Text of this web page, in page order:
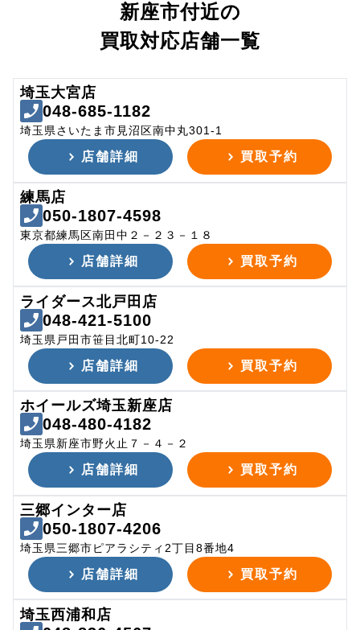
新座市付近の
買取対応店舗一覧
埼玉大宮店
048-685-1182
埼玉県さいたま市見沼区南中丸301-1
店舗詳細 買取予約
練馬店
050-1807-4598
東京都練馬区南田中２－２３－１８
店舗詳細 買取予約
ライダース北戸田店
048-421-5100
埼玉県戸田市笹目北町10-22
店舗詳細 買取予約
ホイールズ埼玉新座店
048-480-4182
埼玉県新座市野火止７－４－２
店舗詳細 買取予約
三郷インター店
050-1807-4206
埼玉県三郷市ピアラシティ2丁目8番地4
店舗詳細 買取予約
埼玉西浦和店